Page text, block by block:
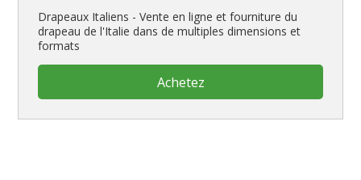
Drapeaux Italiens - Vente en ligne et fourniture du
drapeau de l'Italie dans de multiples dimensions et
formats
Achetez